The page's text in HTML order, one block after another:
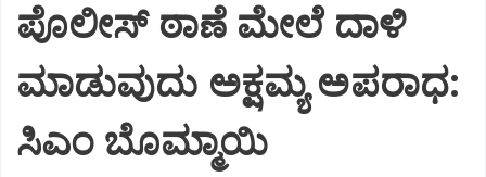
ಪೊಲೀಸ್ ಠಾಣೆ ಮೇಲೆ ದಾಳಿ
ಮಾಡುವುದು ಅಕ್ಷಮ್ಯ ಅಪರಾಧ:
ಸಿಎಂ ಬೊಮ್ಮಾಯಿ